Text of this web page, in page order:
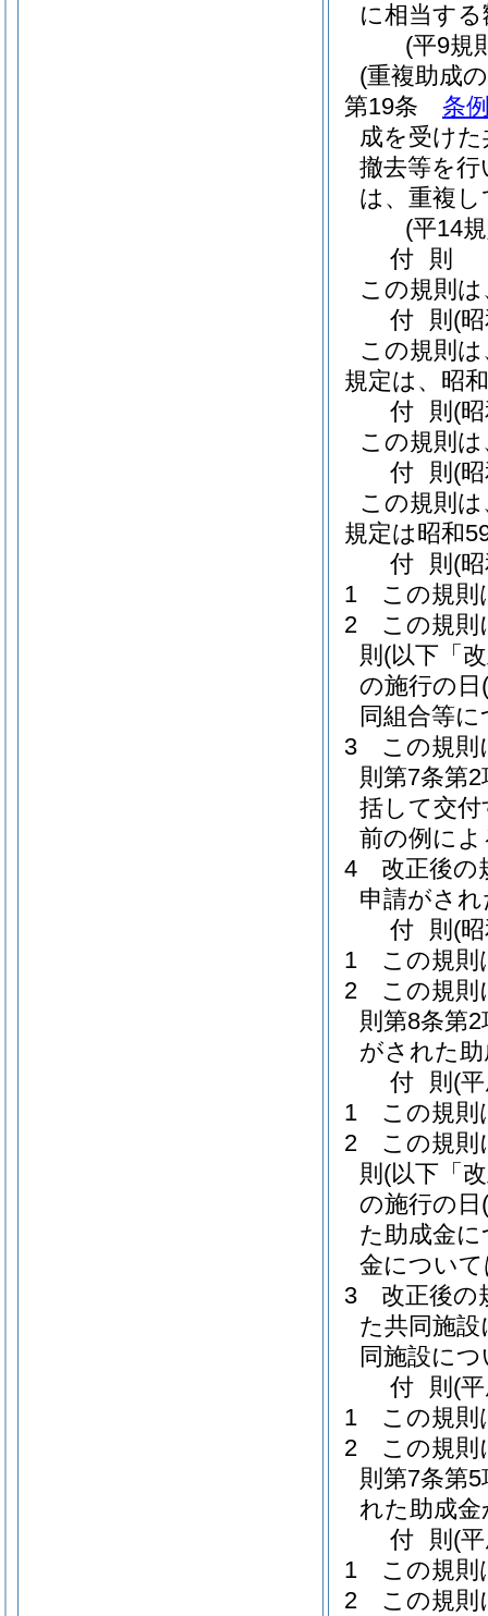
に相当す
(平9規
(重複助成
第19条
条
成を受け
撤去等を
は、重複
(平14
付 則
この規則
付 則 (
この規則
規定は、昭
付 則 (
この規則
付 則 (
この規則
規定は昭和
付 則 (
1
この規則
2
この規則
則 (以下「
の施行の日
同組合等
3
この規則
則第7条第
括して交
前の例によ
4
改正後の
申請がさ
付 則 (
1
この規則
2
この規則
則第8条第
がされた
付 則 (
1
この規則
2
この規則
則 (以下「
の施行の日
た助成金
金につい
3
改正後の
た共同施
同施設に
付 則 (
1
この規則
2
この規則
則第7条第
れた助成
付 則 (
1
この規則
2
この規則